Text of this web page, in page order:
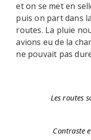
et on se met en
puis on part dans
routes. La pluie
avions eu de la
ne pouvait pas
Les routes
Contraste